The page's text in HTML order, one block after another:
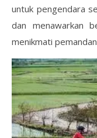
untuk pengendara
dan menawarkan
menikmati